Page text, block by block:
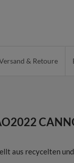
& Retoure
aus recycelten